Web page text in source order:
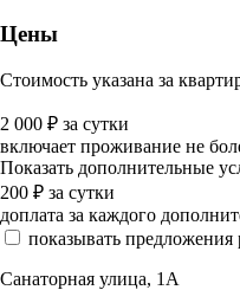
Цены
Стоимость указана за
2 000 ₽ за сутки
включает проживание не
Показать дополнительные
200 ₽ за сутки
доплата за каждого
показывать предложения
Санаторная улица, 1А